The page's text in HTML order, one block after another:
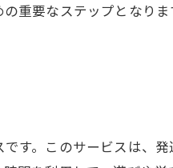
重要なステップとなり
す。このサービスは、